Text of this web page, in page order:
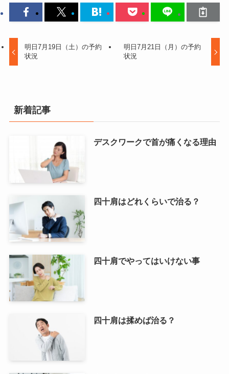
明日7月19日（土）の予約
状況
明日7月21日（月）の予約
状況
新着記事
デスクワークで首が痛くなる理由
四十肩はどれくらいで治る？
四十肩でやってはいけない事
四十肩は揉めば治る？